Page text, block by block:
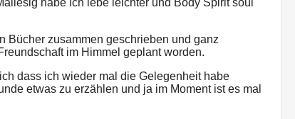
habe Ich lebe leichter und Body Spirit soul
Bücher zusammen geschrieben und ganz
im Himmel geplant worden.
dass ich wieder mal die Gelegenheit habe
etwas zu erzählen und ja im Moment ist es mal